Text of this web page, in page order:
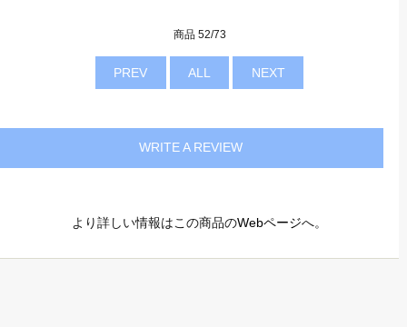
商品 52/73
PREV ALL NEXT
WRITE A REVIEW
より詳しい情報はこの商品のWebページへ。